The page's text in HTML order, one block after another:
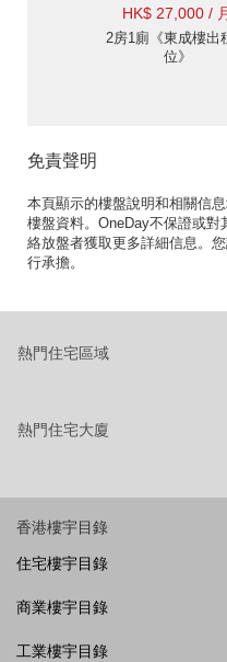
HK$ 27,000 /
2房1廁《東成樓出
位》
免責聲明
本頁顯示的樓盤說明和相關信
樓盤資料。OneDay不保證或
絡放盤者獲取更多詳細信息。
行承擔。
熱門住宅區域
熱門住宅大廈
香港樓宇目錄
住宅樓宇目錄
商業樓宇目錄
工業樓宇目錄